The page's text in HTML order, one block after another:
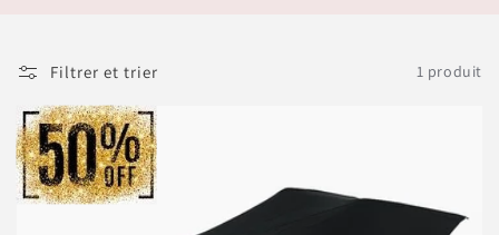
e
c
Filtrer et trier 1 produit